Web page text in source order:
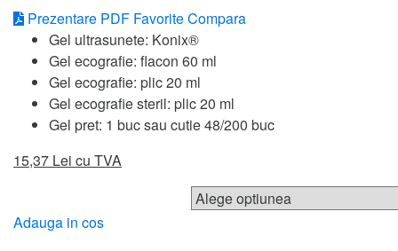
Prezentare PDF FavoriteCompara
Gel ultrasunete: Konix®
Gel ecografie: flacon 60 ml
Gel ecografie: plic 20 ml
Gel ecografie steril: plic 20 ml
Gel pret: 1 buc sau cutie 48/200 buc
15,37 Lei cu TVA
Adauga in cos